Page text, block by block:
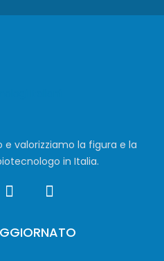
e valorizziamo la figura e la
in Italia.